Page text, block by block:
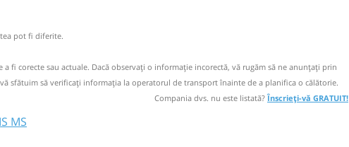
pot fi diferite.
fi corecte sau actuale. Dacă observați o informaţie incorectă, vă rugăm să ne anunțați prin
sfătuim să verificaţi informaţia la operatorul de transport înainte de a planifica o călătorie.
Compania dvs. nu este listată?Înscrieți-vă GRATUIT!
MS